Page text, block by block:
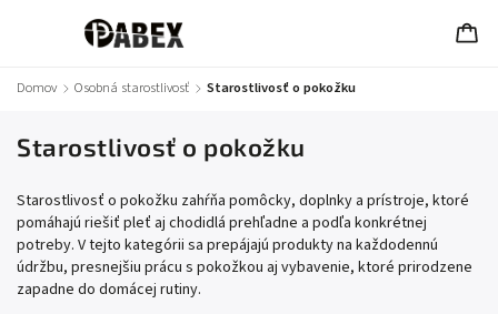
Domov / Osobná starostlivosť / Starostlivosť o pokožku
Starostlivosť o pokožku
Starostlivosť o pokožku zahŕňa pomôcky, doplnky a prístroje, ktoré
pomáhajú riešiť pleť aj chodidlá prehľadne a podľa konkrétnej
potreby. V tejto kategórii sa prepájajú produkty na každodennú
údržbu, presnejšiu prácu s pokožkou aj vybavenie, ktoré prirodzene
zapadne do domácej rutiny.